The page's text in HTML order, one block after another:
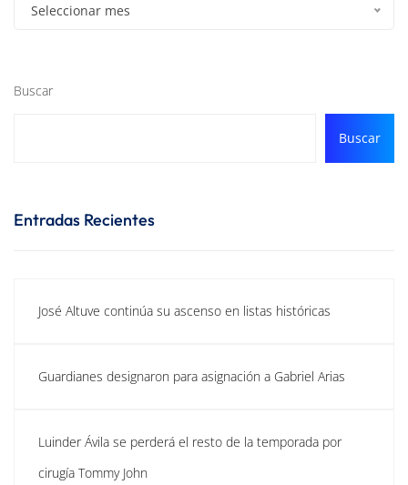
Seleccionar mes
Buscar
Buscar
Entradas Recientes
José Altuve continúa su ascenso en listas históricas
Guardianes designaron para asignación a Gabriel Arias
Luinder Ávila se perderá el resto de la temporada por
cirugía Tommy John